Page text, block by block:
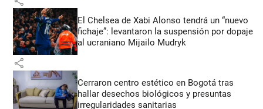
El Chelsea de Xabi Alonso tendrá un “nuevo
fichaje”: levantaron la suspensión por dopaje
al ucraniano Mijailo Mudryk
share
Cerraron centro estético en Bogotá tras
hallar desechos biológicos y presuntas
irregularidades sanitarias